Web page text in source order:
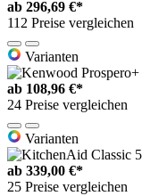
ab 296,69 €*
112 Preise vergleichen
Varianten
ab 108,96 €*
24 Preise vergleichen
Varianten
ab 339,00 €*
25 Preise vergleichen